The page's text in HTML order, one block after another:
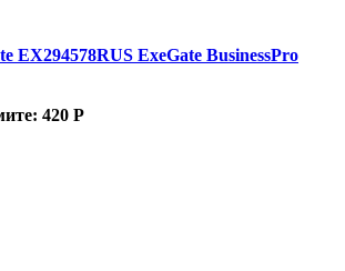
EX294578RUS ExeGate BusinessPro
420 Р